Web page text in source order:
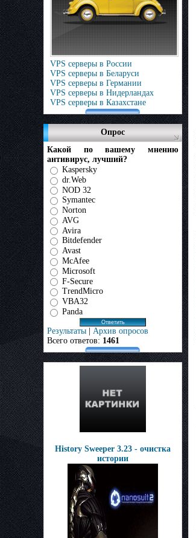
VPS серверы в России
VPS серверы в Беларуси
VPS серверы в Германии
VPS серверы в Нидерландах
VPS серверы в Казахстане
Опрос
Какой по вашему мнению
антивирус, лучший?
Kaspersky
dr.Web
NOD 32
Symantec
Norton
AVG
Avira
Bitdefender
Avast
McAfee
Microsoft
F-Secure
TrendMicro
VBA32
Panda
Результаты | Архив опросов
Всего ответов: 1461
History Sweeper 3.23 - очистка
истории